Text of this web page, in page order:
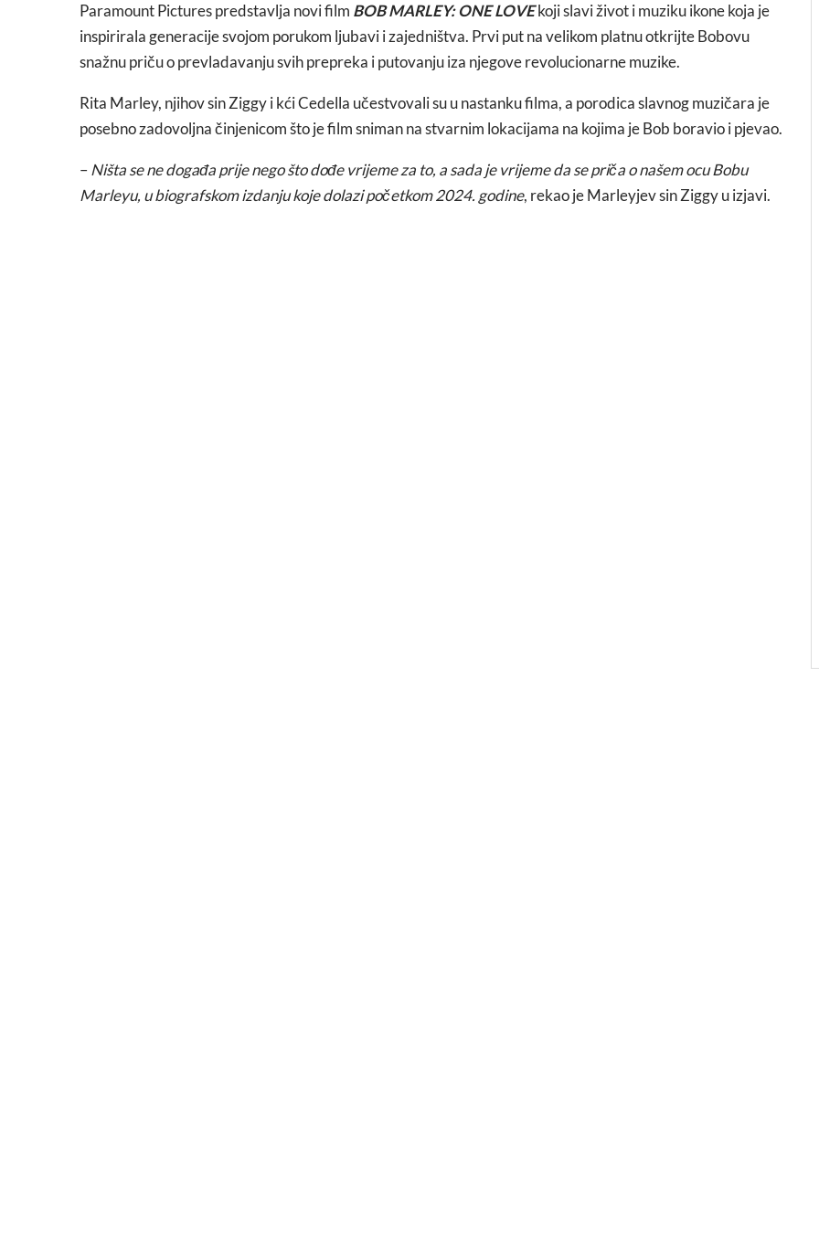
Paramount Pictures predstavlja novi film BOB MARLEY: ONE LOVEkoji slavi život i muziku ikone koja je
inspirirala generacije svojom porukom ljubavi i zajedništva. Prvi put na velikom platnu otkrijte Bobovu
snažnu priču o prevladavanju svih prepreka i putovanju iza njegove revolucionarne muzike.
Rita Marley, njihov sin Ziggy i kći Cedella učestvovali su u nastanku filma, a porodica slavnog muzičara je
posebno zadovoljna činjenicom što je film sniman na stvarnim lokacijama na kojima je Bob boravio i pjevao.
–Ništa se ne događa prije nego što dođe vrijeme za to, a sada je vrijeme da se priča o našem ocu Bobu
Marleyu, u biografskom izdanju koje dolazi početkom 2024. godine, rekao je Marleyjev sin Ziggy u izjavi.